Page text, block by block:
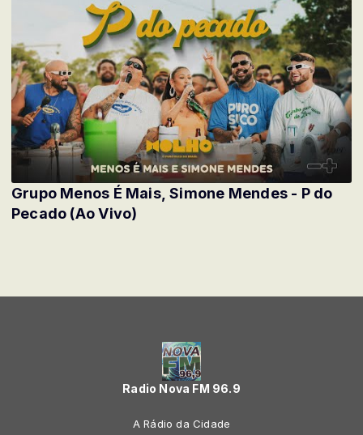
Grupo Menos É Mais, Simone Mendes - P do
Pecado (Ao Vivo)
Radio Nova FM 96.9
A Rádio da Cidade